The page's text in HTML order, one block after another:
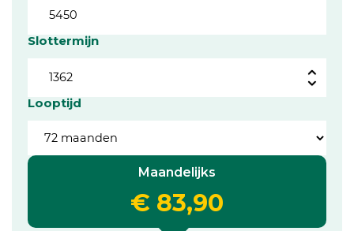
Slottermijn
Looptijd
Maandelijks
€ 83,90